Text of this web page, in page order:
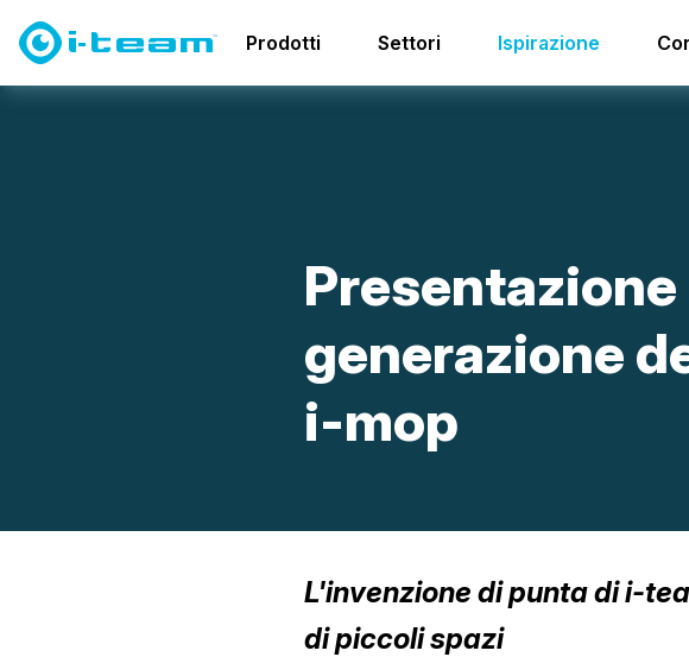
Prodotti Settori Ispirazione
Presentazione della nuova generazione della famiglia di prodotti
Presentazione
generazioned
i-mop
L'invenzione di punta di i-
di piccoli spazi